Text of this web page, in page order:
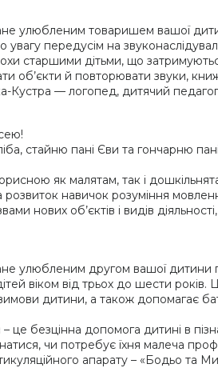
улюбленим товаришем вашої
передусім на
старшими дітьми, що
об’єкти й повторювати звуки,
Кустра — логопед, дитячий
стайню панi Єви та гончарню
як малятам, так i
навичок розумiння
нових об’єктiв i видiв
улюбленим другом вашої дитини
віком від трьох до шести років.
дитини, а також допомагає
безцінна допомога дитині в
чи потребує їхня малеча
апарату – «Бодьо та